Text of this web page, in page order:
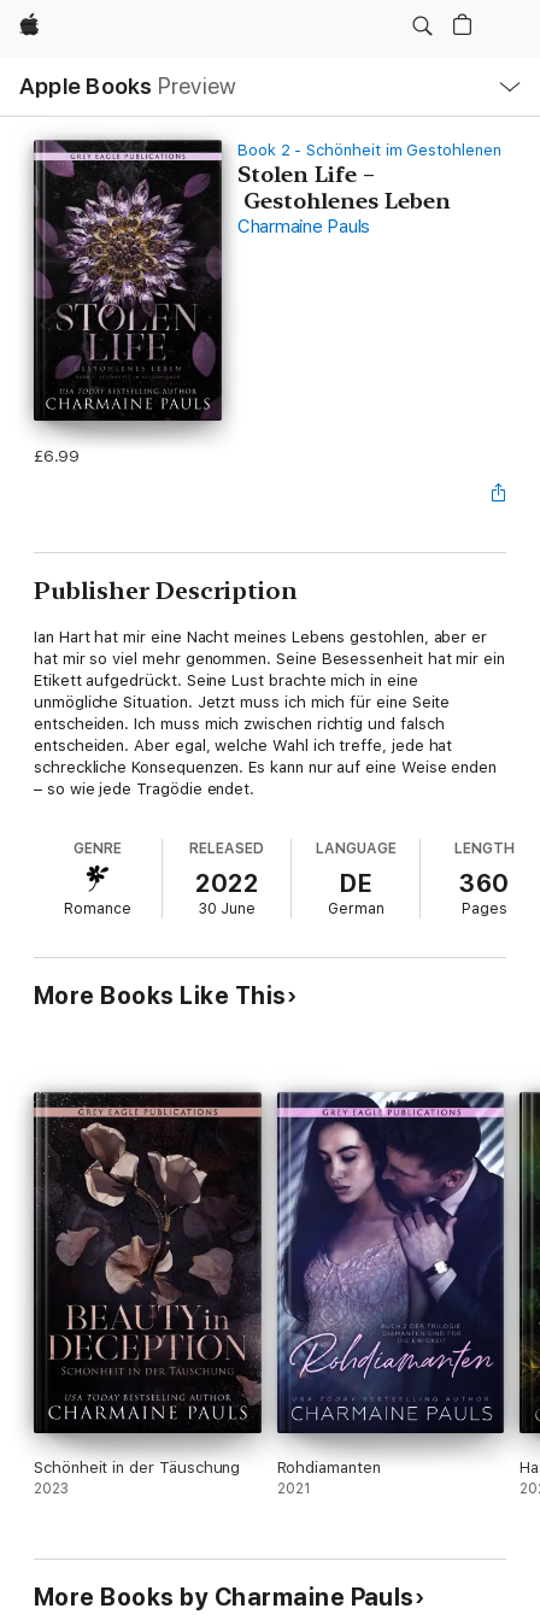
Apple
Apple Books Preview
Nav
Open
Menu
Book 2 - Schönheit im Gestohlenen
Stolen Life –
Gestohlenes Leben
Charmaine Pauls
£6.99
Publisher Description
Ian Hart hat mir eine Nacht meines Lebens gestohlen, aber er
hat mir so viel mehr genommen. Seine Besessenheit hat mir ein
Etikett aufgedrückt. Seine Lust brachte mich in eine
unmögliche Situation. Jetzt muss ich mich für eine Seite
entscheiden. Ich muss mich zwischen richtig und falsch
entscheiden. Aber egal, welche Wahl ich treffe, jede hat
schreckliche Konsequenzen. Es kann nur auf eine Weise enden
– so wie jede Tragödie endet.
GENRE
Romance
RELEASED
2022
30 June
LANGUAGE
DE
German
LENGTH
360
Pages
More Books Like This
Schönheit in der Täuschung
2023
Rohdiamanten
2021
More Books by Charmaine Pauls